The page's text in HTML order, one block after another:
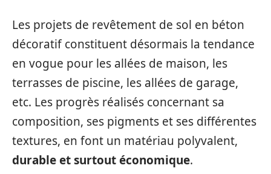
Les projets de revêtement de sol en béton
décoratif constituent désormais la tendance
en vogue pour les allées de maison, les
terrasses de piscine, les allées de garage,
etc. Les progrès réalisés concernant sa
composition, ses pigments et ses différentes
textures, en font un matériau polyvalent,
durable et surtout économique.